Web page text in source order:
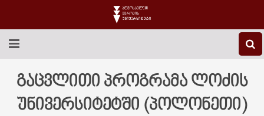
EEU-Ს ᲨᲔᲡᲐᲮᲔᲑ
ᲒᲐᲜᲐᲗᲚᲔᲑᲐ
გაცვლითი პროგრამა ლოძის
უნივერსიტეტში (პოლონეთი)